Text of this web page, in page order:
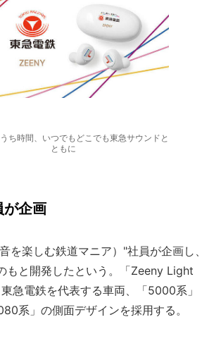
ち時間、いつでもどこでも東急サウンドと
ともに
が企画
を楽しむ鉄道マニア）"社員が企画し、
もと開発したという。「Zeeny Light
急電鉄を代表する車両、「5000系」
系」の側面デザインを採用する。